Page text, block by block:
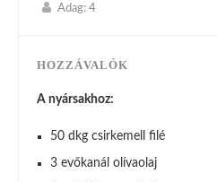
Adag: 4
HOZZÁVALÓK
A nyársakhoz:
50 dkg csirkemell filé
3 evőkanál olívaolaj